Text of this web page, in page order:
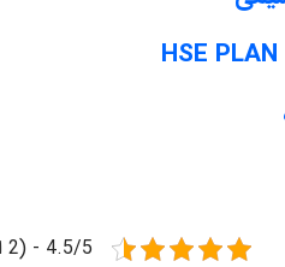
4.5/5 - (2 امتیاز)